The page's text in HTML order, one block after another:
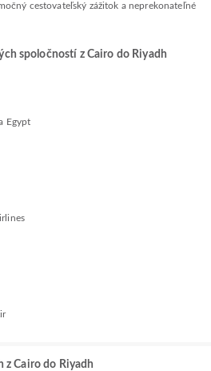
cestovateľský zážitok a neprekonateľné
spoločností z Cairo do Riyadh
Egypt
z Cairo do Riyadh